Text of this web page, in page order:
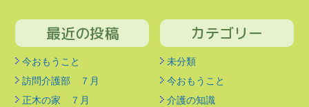
最近の投稿
今おもうこと
訪問介護部 ７月
正木の家 ７月
カテゴリー
未分類
今おもうこと
介護の知識